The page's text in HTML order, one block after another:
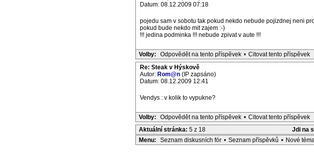
Datum: 08.12.2009 07:18
pojedu sam v sobotu tak pokud nekdo nebude pojizdnej neni
pokud bude nekdo mit zajem :-)
!!! jedina podminka !!! nebude zpivat v aute !!!
Volby: Odpovědět na tento příspěvek • Citovat tento příspěvek
Re: Steak v Hýskově
Autor: Rom@n (IP zapsáno)
Datum: 08.12.2009 12:41
Vendys : v kolik to vypukne?
Volby: Odpovědět na tento příspěvek • Citovat tento příspěvek
Jdi na
Aktuální stránka: 5 z 18
Menu: Seznam diskusních fór • Seznam příspěvků • Nové